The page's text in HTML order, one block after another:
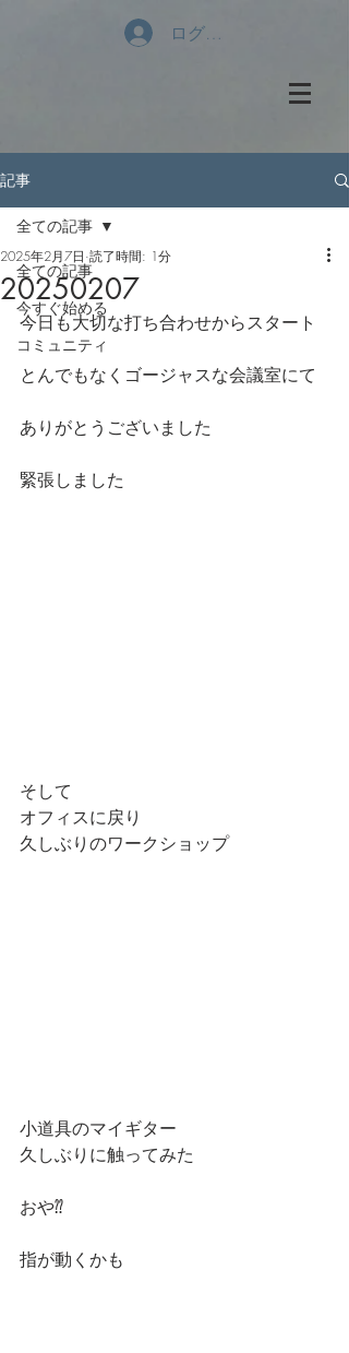
ログイン
記事
全ての記事
今すぐ始める
コミュニティ
全ての記事
20250207
2025年2月7日 読了時間: 1分
今日も大切な打ち合わせからスタート
とんでもなくゴージャスな会議室にて
ありがとうございました
緊張しました
そして
オフィスに戻り
久しぶりのワークショップ
小道具のマイギター
久しぶりに触ってみた
おや⁇
指が動くかも